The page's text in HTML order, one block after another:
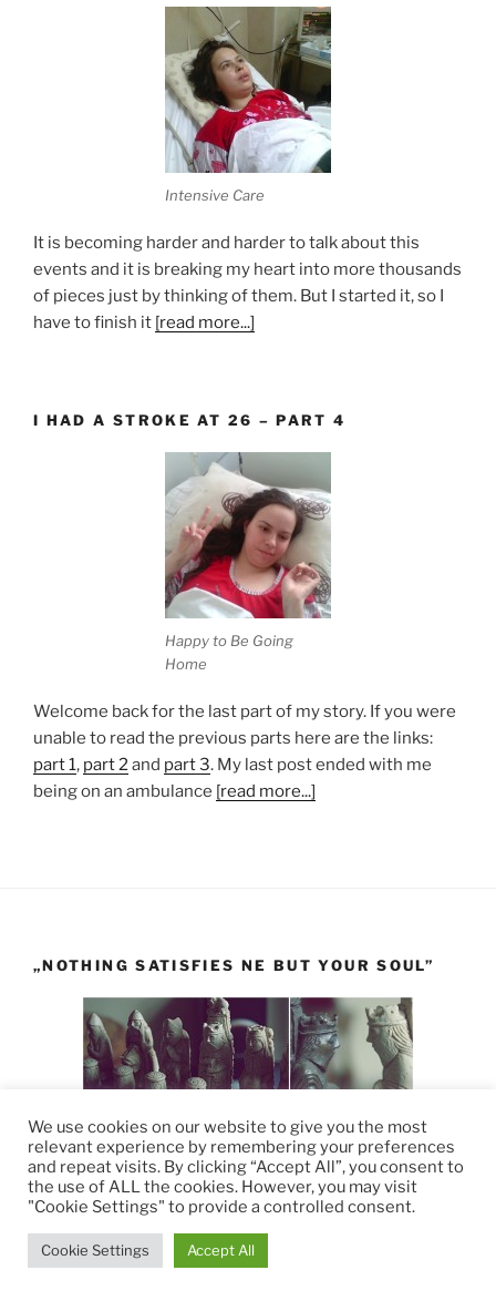
Intensive Care
It is becoming harder and harder to talk about this
events and it is breaking my heart into more thousands
of pieces just by thinking of them. But I started it, so I
have to finish it [read more...]
I HAD A STROKE AT 26 – PART 4
Happy to Be Going
Home
Welcome back for the last part of my story. If you were
unable to read the previous parts here are the links:
part 1, part 2 and part 3. My last post ended with me
being on an ambulance [read more...]
„NOTHING SATISFIES NE BUT YOUR SOUL”
We use cookies on our website to give you the most
relevant experience by remembering your preferences
and repeat visits. By clicking “Accept All”, you consent to
the use of ALL the cookies. However, you may visit
"Cookie Settings" to provide a controlled consent.
Cookie Settings Accept All